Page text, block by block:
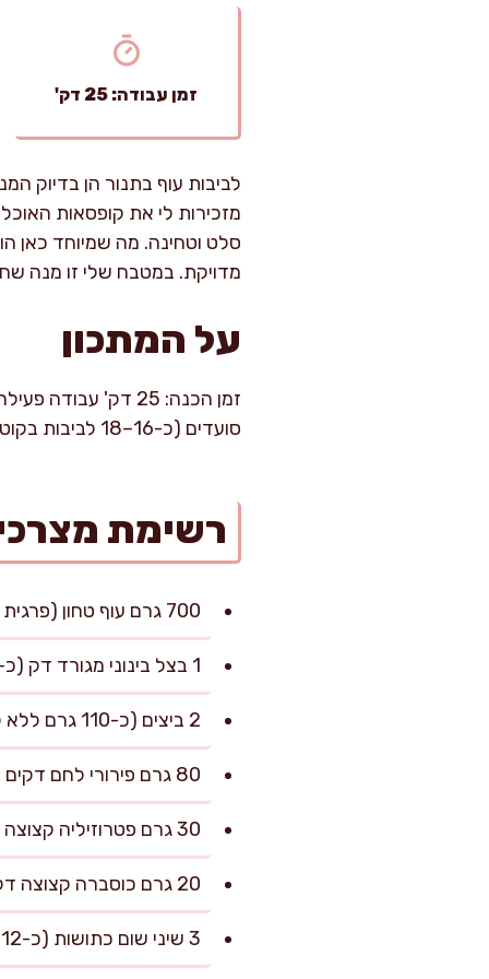
זמן עבודה: 25 דק'
לביבות עוף בתנור הן בדיוק
מזכירות לי את קופסאות
סלט וטחינה. מה שמיוחד כאן
מדויקת. במטבח שלי זו מנה
על המתכון
סועדים (כ-16–18 לביבות בקוטר 6–7 ס"מ).
רשימת
700 גרם עוף טחון (פרגית מומלץ, או חזה עוף לתוצאה רזה יותר)
1 בצל בינוני מגורד דק (כ-120 גרם) סחוט מנוזלים
2 ביצים (כ-110 גרם ללא קליפה)
80 גרם פירורי לחם דקים
30 גרם פטרוזיליה קצוצה דק
20 גרם כוסברה קצוצה דק (אופציונלי, מוסיף רעננות)
3 שיני שום כתושות (כ-12 גרם)